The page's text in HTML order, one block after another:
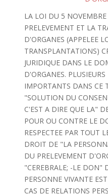
LA LOI DU 5
PRELEVEMENT ET LA
D'ORGANES (APPELEE
TRANSPLANTATIONS)
JURIDIQUE DANS LE
D'ORGANES.
IMPORTANTS DANS CE
"SOLUTION DU
C'EST A DIRE QUE LA"
POUR OU CONTRE LE
RESPECTEE PAR TOUT
DROIT DE "LA
DU PRELEVEMENT
"CEREBRALE; -LE DON"
PERSONNE VIVANTE
CAS DE RELATIONS